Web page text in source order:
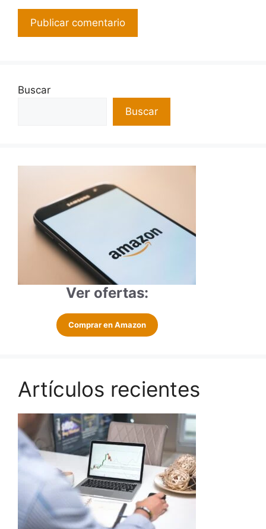
Buscar
Buscar
Ver ofertas:
Comprar en Amazon
Artículos recientes